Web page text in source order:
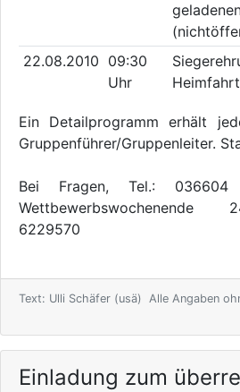
22.08.2010 09:30
Uhr
Heimfahrt
Ein Detailprogramm erhält
Gruppenführer/Gruppenleiter.
Bei Fragen, Tel.:
Wettbewerbswochenende
6229570
Text: Ulli Schäfer (usä) Alle Angaben
Einladung zum